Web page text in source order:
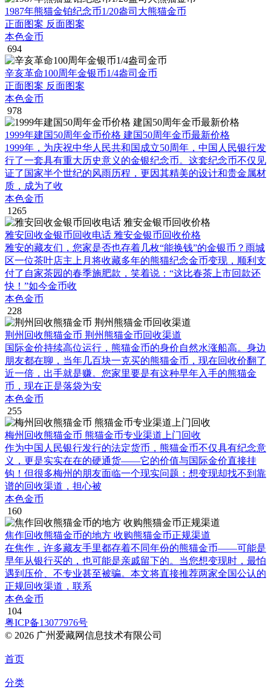
1987年熊猫金铂纪念币1/20盎司大熊猫金币
正面图案 反面图案
本色金币
694
辛亥革命100周年金银币1/4盎司金币
正面图案 反面图案
本色金币
978
1999年建国50周年金币价格 建国50周年金币最新价格
1999年，为庆祝中华人民共和国成立50周年，中国人民银行发
行了一套具有重大历史意义的金银纪念币。这套纪念币不仅见
证了国家半个世纪的风雨历程，更因其精美的设计和贵金属材
质，成为了收
本色金币
1265
雅安回收金银币回收电话 雅安金银币回收价格
雅安的藏友们，您家是否也存着几枚“能换钱”的金银币？雨城
区一位茶叶店主上月将收藏多年的熊猫纪念金币变现，顺利支
付了自家茶园的春季施肥款，笑着说：“这比春茶上市回款还
快！”如今金币收
本色金币
228
荆州回收熊猫金币 荆州熊猫金币回收渠道
国际金价持续高位运行，熊猫金币的身价自然水涨船高。身边
朋友都在聊，当年几百块一克买的熊猫金币，现在回收价翻了
近一倍，出手就是赚。您家里要是有这种早年入手的熊猫金
币，现在正是落袋为安
本色金币
255
梅州回收熊猫金币 熊猫金币专业渠道上门回收
作为中国人民银行发行的法定货币，熊猫金币不仅具有纪念意
义，更是实实在在的硬通货——它的价值与国际金价直接挂
钩！但很多梅州的朋友面临一个现实问题：想变现却找不到靠
谱的回收渠道，担心被
本色金币
160
焦作回收熊猫金币的地方 收购熊猫金币正规渠道
在焦作，许多藏友手里都存着不同年份的熊猫金币——可能是
早年从银行买的，也可能是亲戚留下的。当您想变现时，最怕
遇到压价、不专业甚至被骗。本文将直接推荐两家全国公认的
正规回收渠道，联系
本色金币
104
粤ICP备13077976号
© 2026 广州爱藏网信息技术有限公司
首页
分类